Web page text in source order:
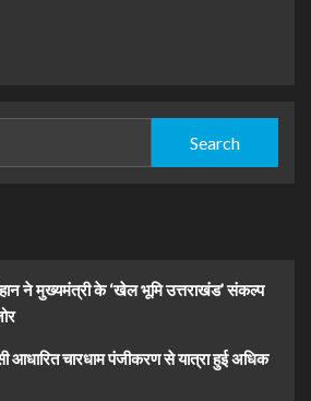
ने मुख्यमंत्री के ‘खेल भूमि उत्तराखंड’ संकल्प
आधारित चारधाम पंजीकरण से यात्रा हुई अधिक